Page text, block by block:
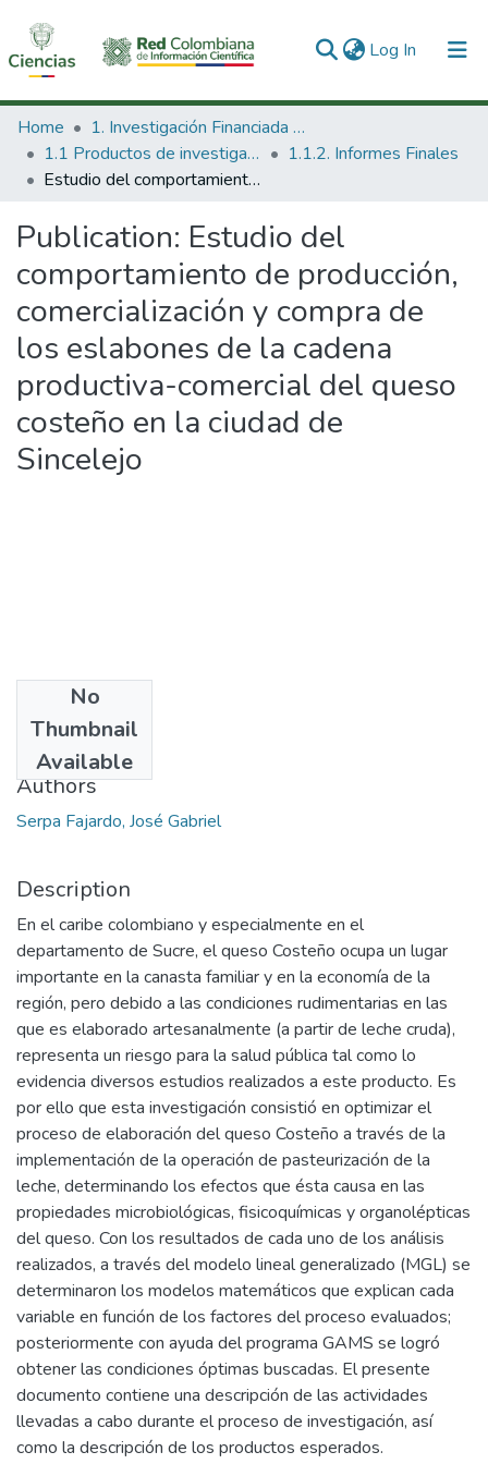
Log In (current)
Communities & Collections
All of DSpace
Home
1. Investigación Financiada con Recursos Públicos
1.1 Productos de investigación
1.1.2. Informes Finales
Estudio del comportamiento de producción, comercialización y compra de los eslabones de la cadena productiva-comercial del queso costeño en la ciudad de Sincelejo
Publication: Estudio del
comportamiento de producción,
comercialización y compra de
los eslabones de la cadena
productiva-comercial del queso
costeño en la ciudad de
Sincelejo
No
Thumbnail
Available
2013
Authors
Serpa Fajardo, José Gabriel
Description
En el caribe colombiano y especialmente en el
departamento de Sucre, el queso Costeño ocupa un lugar
importante en la canasta familiar y en la economía de la
región, pero debido a las condiciones rudimentarias en las
que es elaborado artesanalmente (a partir de leche cruda),
representa un riesgo para la salud pública tal como lo
evidencia diversos estudios realizados a este producto. Es
por ello que esta investigación consistió en optimizar el
proceso de elaboración del queso Costeño a través de la
implementación de la operación de pasteurización de la
leche, determinando los efectos que ésta causa en las
propiedades microbiológicas, fisicoquímicas y organolépticas
del queso. Con los resultados de cada uno de los análisis
realizados, a través del modelo lineal generalizado (MGL) se
determinaron los modelos matemáticos que explican cada
variable en función de los factores del proceso evaluados;
posteriormente con ayuda del programa GAMS se logró
obtener las condiciones óptimas buscadas. El presente
documento contiene una descripción de las actividades
llevadas a cabo durante el proceso de investigación, así
como la descripción de los productos esperados.